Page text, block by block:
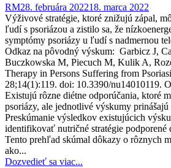
RM28. februára 202218. marca 2022
Výživové stratégie, ktoré znižujú zápal,
ľudí s psoriázou a zistilo sa, že
symptómy psoriázy u ľudí s nadmernou
Odkaz na pôvodný výskum: Garbicz J,
Buczkowska M, Piecuch M, Kulik A,
Therapy in Persons Suffering from
28;14(1):119. doi: 10.3390/nu14010119.
Existujú rôzne diétne odporúčania, ktoré
psoriázy, ale jednotlivé výskumy prinášajú
Preskúmanie výsledkov existujúcich
identifikovať nutričné ​​stratégie podporené
Tento prehľad skúmal dôkazy o rôznych
ako...
Dozvedieť sa viac...